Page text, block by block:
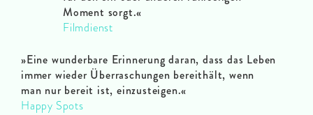
Moment sorgt.«
Filmdienst
»Eine wunderbare Erinnerung daran, dass das Leben
immer wieder Überraschungen bereithält, wenn
man nur bereit ist, einzusteigen.«
Happy Spots